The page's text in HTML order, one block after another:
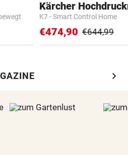
Kärcher
K7 - Smart Control Home
€474,90 €644,99
chevron_right